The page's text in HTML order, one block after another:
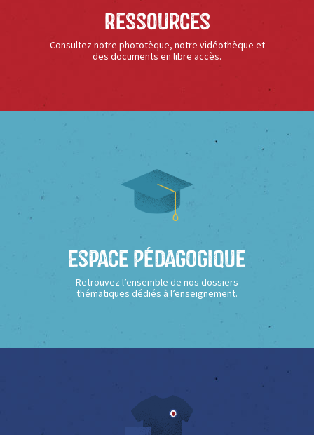
Ressources
Consultez notre phototèque, notre vidéothèque et
des documents en libre accès.
Espace Pédagogique
Retrouvez l’ensemble de nos dossiers
thématiques dédiés à l’enseignement.